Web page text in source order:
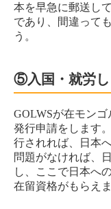
本を早急に郵送し
であり、間違って
う。
⑤入国・就労し
GOLWSが在モン
発行申請をします
行されれば、日本
問題がなければ、
し、ここで日本へ
在留資格がもらえま